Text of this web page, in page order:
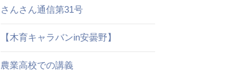
さんさん通信第31号
【木育キャラバンin安曇野】
農業高校での講義